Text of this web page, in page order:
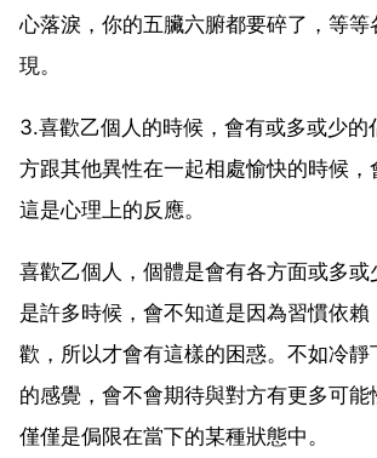
心落淚，你的五臟六腑都要碎了，等等
現。
3.喜歡乙個人的時候，會有或多或少的
方跟其他異性在一起相處愉快的時候，
這是心理上的反應。
喜歡乙個人，個體是會有各方面或多或
是許多時候，會不知道是因為習慣依賴
歡，所以才會有這樣的困惑。不如冷靜
的感覺，會不會期待與對方有更多可能
僅僅是侷限在當下的某種狀態中。